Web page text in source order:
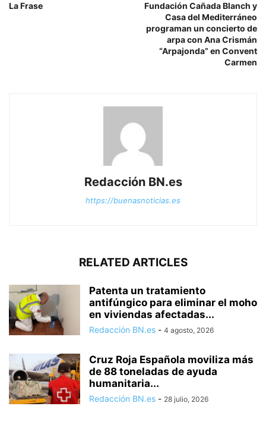
La Frase
Fundación Cañada Blanch y
Casa del Mediterráneo
programan un concierto de
arpa con Ana Crismán
“Arpajonda” en Convent
Carmen
Redacción BN.es
https://buenasnoticias.es
RELATED ARTICLES
Patenta un tratamiento
antifúngico para eliminar el moho
en viviendas afectadas...
Redacción BN.es - 4 agosto, 2026
Cruz Roja Española moviliza más
de 88 toneladas de ayuda
humanitaria...
Redacción BN.es - 28 julio, 2026